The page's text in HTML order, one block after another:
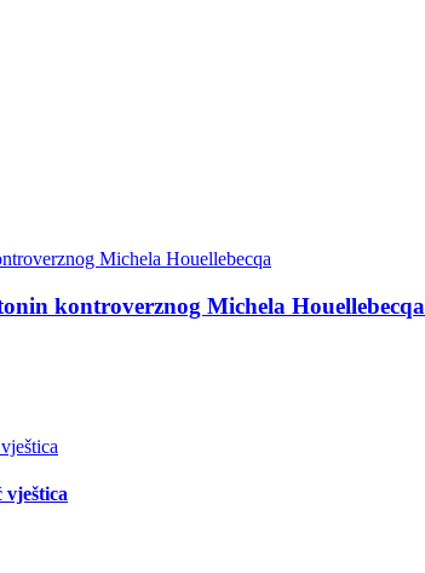
kontroverznog Michela Houellebecqa
vještica